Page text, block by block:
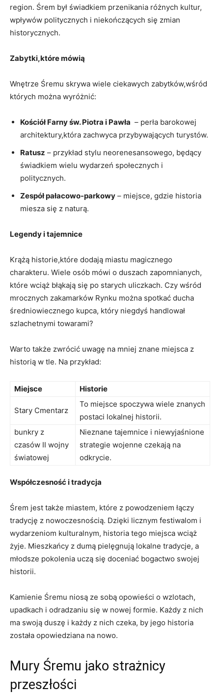
region. Śrem był świadkiem⁣ przenikania różnych kultur,
wpływów politycznych⁣ i ‌niekończących‍ się zmian
historycznych.
Zabytki,które⁢ mówią
Wnętrze Śremu ‍skrywa ‍wiele ciekawych zabytków,wśród
których można ‍wyróżnić:
Kościół ⁤Farny św.​ Piotra i Pawła ‌ – perła barokowej
‌architektury,która‍ zachwyca przybywających turystów.
Ratusz –⁣ przykład stylu neorenesansowego, będący
świadkiem wielu wydarzeń społecznych ⁢i
politycznych.
Zespół pałacowo-parkowy – miejsce,⁢ gdzie historia
miesza się z naturą.
Legendy ​i tajemnice
Krążą historie,które dodają miastu magicznego
charakteru. Wiele​ osób mówi o ⁣duszach zapomnianych,
które wciąż błąkają się po⁤ starych⁢ uliczkach. Czy wśród⁣
mrocznych zakamarków ‌Rynku można spotkać ⁤ducha
średniowiecznego kupca, który niegdyś ⁣handlował
szlachetnymi⁢ towarami?
Warto także⁣ zwrócić‍ uwagę‌ na ⁤mniej znane miejsca z
historią w​ tle. Na przykład:
Miejsce Historie
Stary‍ Cmentarz
To ⁣miejsce spoczywa wiele znanych⁤
postaci lokalnej historii.
bunkry ⁢z
czasów​ II ‌wojny
światowej
Nieznane tajemnice i⁢ niewyjaśnione
strategie wojenne czekają na
odkrycie.
Współczesność i tradycja
Śrem jest także miastem,⁢ które⁢ z powodzeniem ​łączy
tradycję‍ z nowoczesnością. ​Dzięki licznym festiwalom i
wydarzeniom kulturalnym, historia‍ tego miejsca‍ wciąż
żyje.‍ Mieszkańcy z ‌dumą‍ pielęgnują ⁣lokalne ⁤tradycje, a
młodsze ‍pokolenia uczą się doceniać bogactwo swojej
historii.
Kamienie Śremu niosą ze​ sobą‌ opowieści o wzlotach,
upadkach i odradzaniu się w nowej​ formie. Każdy z nich
ma swoją duszę i każdy z nich‌ czeka, ‍by ‍jego historia⁤
została ⁣opowiedziana na nowo.
Mury Śremu jako ⁢strażnicy
przeszłości